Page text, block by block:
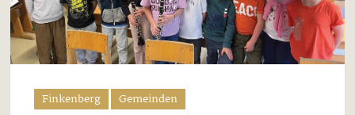
Finkenberg Gemeinden